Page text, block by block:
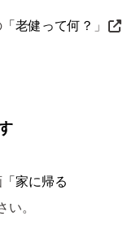
「老健って何？ 」
「家に帰る
。